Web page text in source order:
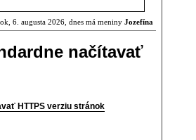
6. augusta 2026, dnes má meniny Jozefína
načítavať
HTTPS verziu stránok